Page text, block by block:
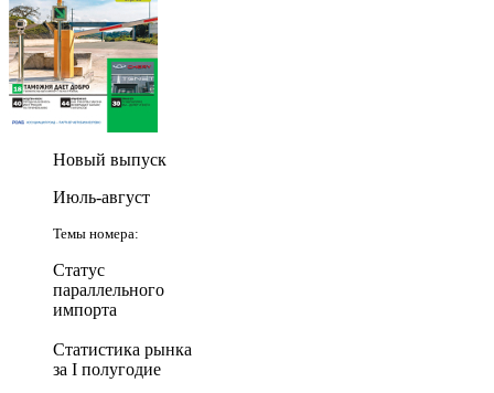
Новый выпуск
Июль-август
Темы номера:
Статус
параллельного
импорта
Статистика рынка
за I полугодие